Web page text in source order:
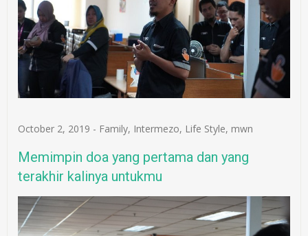
October 2, 2019 - Family, Intermezo, Life Style, mwn
Memimpin doa yang pertama dan yang
terakhir kalinya untukmu